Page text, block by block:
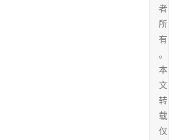
者
所
有
。
本
文
转
载
仅